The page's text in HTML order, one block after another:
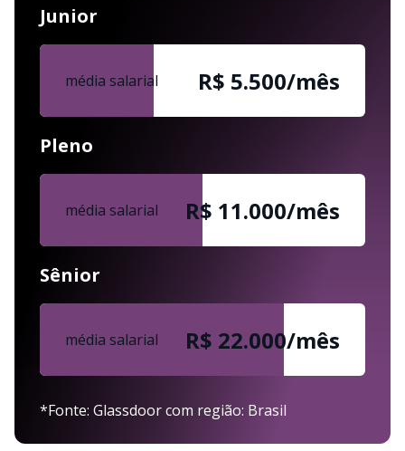
Junior
média salarial R$ 5.500/mês
Pleno
média salarial R$ 11.000/mês
Sênior
média salarial R$ 22.000/mês
*Fonte: Glassdoor com região: Brasil